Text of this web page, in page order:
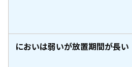
においは弱いが放置期間が長い